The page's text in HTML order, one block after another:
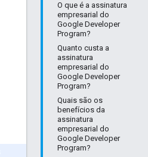
O que é a assinatura
empresarial do
Google Developer
Program?
Quanto custa a
assinatura
empresarial do
Google Developer
Program?
Quais são os
benefícios da
assinatura
empresarial do
Google Developer
Program?